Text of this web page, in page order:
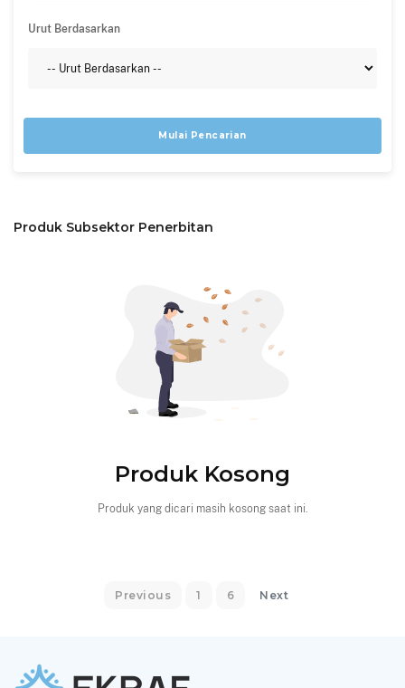
Urut Berdasarkan
Mulai Pencarian
Produk Subsektor Penerbitan
Produk Kosong
Produk yang dicari masih kosong saat ini.
Previous 1 6 Next